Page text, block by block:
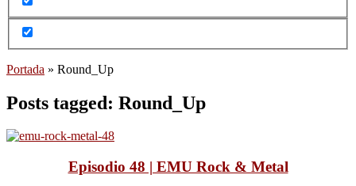
Portada » Round_Up
Posts tagged: Round_Up
Episodio 48 | EMU Rock & Metal